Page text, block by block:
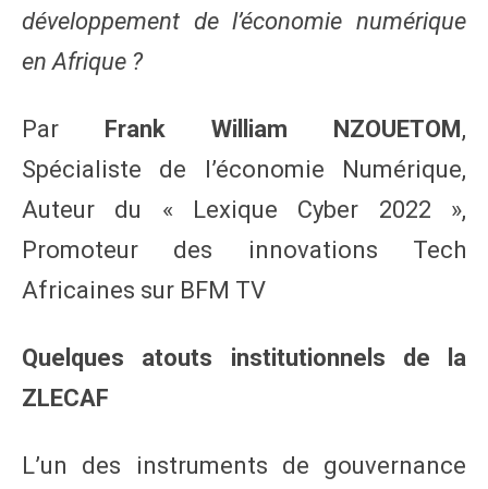
développement de l’économie numérique
en Afrique ?
Par Frank William NZOUETOM,
Spécialiste de l’économie Numérique,
Auteur du « Lexique Cyber 2022 »,
Promoteur des innovations Tech
Africaines sur BFM TV
Quelques atouts institutionnels de la
ZLECAF
L’un des instruments de gouvernance